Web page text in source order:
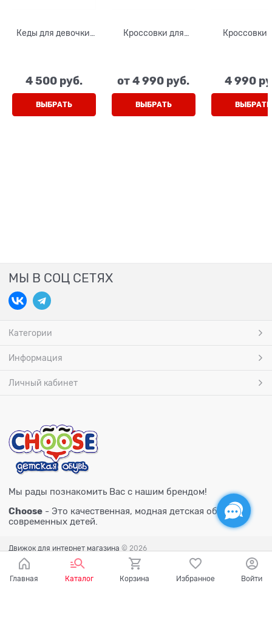
Кеды для девочки,
4 500 руб.
ВЫБРАТЬ
Кроссовки для
от4 990 руб.
ВЫБРАТЬ
Кроссовки
липучки
4 990
ВЫБРАТЬ
МЫ В СОЦ СЕТЯХ
Категории
Информация
Личный кабинет
Мы рады познакомить Вас с нашим брендом!
Choose - Это качественная, модная детская обувь для
современных детей.
Движок для интернет магазина © 2026
Главная Каталог Корзина Избранное Войти